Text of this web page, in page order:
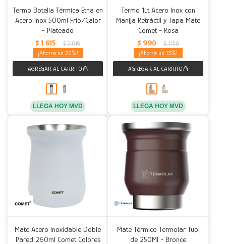
Termo Botella Térmica Etna en
Acero Inox 500ml Frío/Calor
- Plateado
$ 1.615 $ 2.019
20
LLEGA HOY MVD
Termo 1Lt Acero Inox con
Manija Retráctil y Tapa Mate
Comet - Rosa
$ 990 $ 1.150
13
LLEGA HOY MVD
Mate Acero Inoxidable Doble
Pared 260ml Comet Colores
Mate Térmico Termolar Tupi
de 250Ml - Bronce